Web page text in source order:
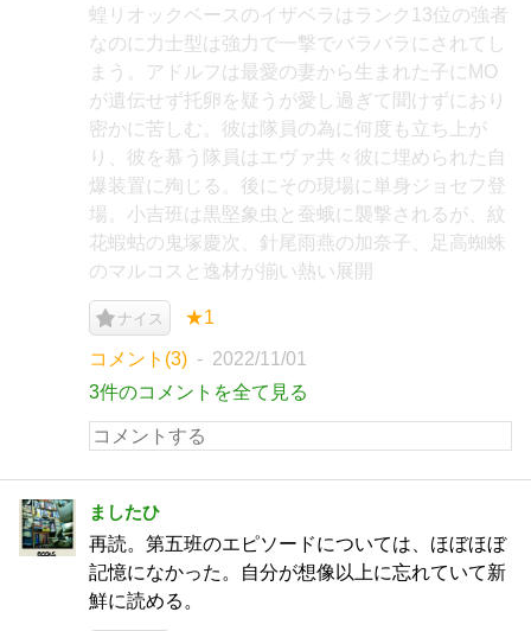
蝗リオックベースのイザベラはランク13位の強者
なのに力士型は強力で一撃でバラバラにされてし
まう。アドルフは最愛の妻から生まれた子にMO
が遺伝せず托卵を疑うが愛し過ぎて聞けずにおり
密かに苦しむ。彼は隊員の為に何度も立ち上が
り、彼を慕う隊員はエヴァ共々彼に埋められた自
爆装置に殉じる。後にその現場に単身ジョセフ登
場。小吉班は黒堅象虫と蚕蛾に襲撃されるが、紋
花蝦蛄の鬼塚慶次、針尾雨燕の加奈子、足高蜘蛛
のマルコスと逸材が揃い熱い展開
ナイス ★1
コメント(3)
2022/11/01
3件のコメントを全て見る
ましたひ
再読。第五班のエピソードについては、ほぼほぼ
記憶になかった。自分が想像以上に忘れていて新
鮮に読める。